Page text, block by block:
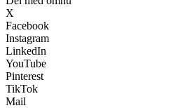
X
Facebook
Instagram
LinkedIn
YouTube
Pinterest
TikTok
Mail